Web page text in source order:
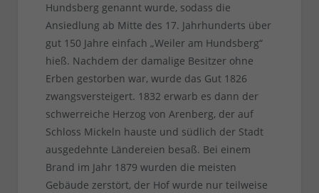
Hundsberg genannt wurde, sodass die
Ansiedlung ab Mitte des 17. Jahrhunderts über
gut 150 Jahre einfach „Weiler am Hundsberg“
hieß. Nachdem der damalige Besitzer ohne
Erben gestorben war, wurde das Gut 1826
zwangsversteigert. 1832 erwarb es dann der
schwerreiche Herzog von Arenberg, der auf
Schloss Mickeln hauste und südlich der Stadt
ausgedehnte Ländereien besaß. Bei einem
Brand im Jahr 1879 wurden die meisten
Gebäude zerstört, der Hof wurde nur teilweise